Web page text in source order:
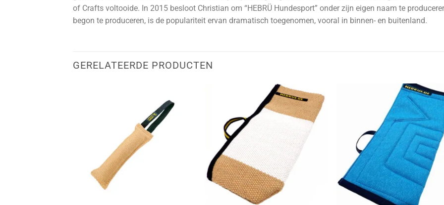
of Crafts voltooide. In 2015 besloot Christian om “HEBRÜ Hundesport” onder zijn eigen naam te
begon te produceren, is de populariteit ervan dramatisch toegenomen, vooral in binnen- en buitenland.
GERELATEERDE PRODUCTEN